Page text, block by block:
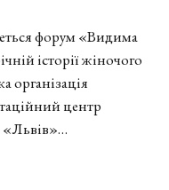
форум «Видима
історії жіночого
організація
центр